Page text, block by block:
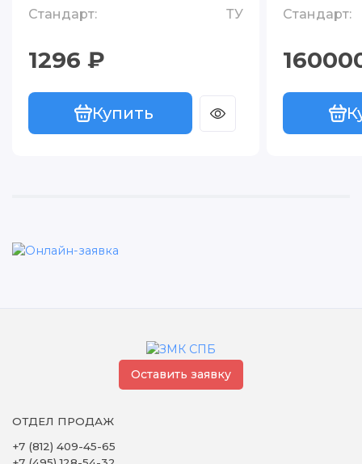
Стандарт:
ТУ
1296 ₽
Купить
Стандарт:
Оставить заявку
ОТДЕЛ ПРОДАЖ
+7 (812) 409-45-65